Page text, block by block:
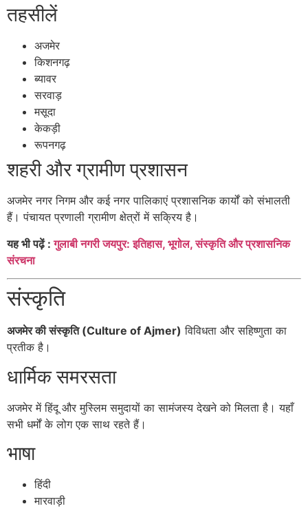
तहसीलें
अजमेर
किशनगढ़
ब्यावर
सरवाड़
मसूदा
केकड़ी
रूपनगढ़
शहरी और ग्रामीण प्रशासन
अजमेर नगर निगम और कई नगर पालिकाएं प्रशासनिक कार्यों को संभालती
हैं। पंचायत प्रणाली ग्रामीण क्षेत्रों में सक्रिय है।
यह भी पढ़ें :गुलाबी नगरी जयपुर: इतिहास, भूगोल, संस्कृति और प्रशासनिक
संरचना
संस्कृति
अजमेर की संस्कृति (Culture of Ajmer) विविधता और सहिष्णुता का
प्रतीक है।
धार्मिक समरसता
अजमेर में हिंदू और मुस्लिम समुदायों का सामंजस्य देखने को मिलता है। यहाँ
सभी धर्मों के लोग एक साथ रहते हैं।
भाषा
हिंदी
मारवाड़ी